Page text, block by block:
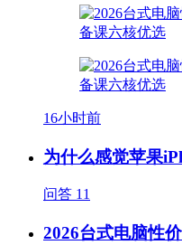
16小时前
为什么感觉苹果
问答 11
2026台式电脑性